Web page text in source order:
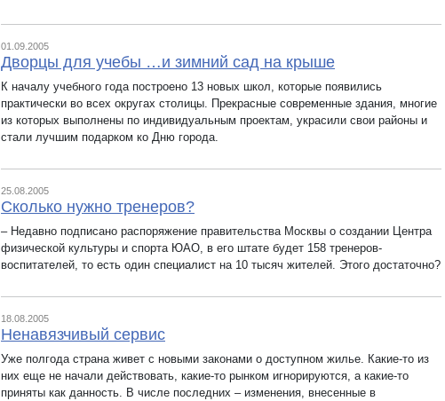
01.09.2005
Дворцы для учебы …и зимний сад на крыше
К началу учебного года построено 13 новых школ, которые появились
практически во всех округах столицы. Прекрасные современные здания, многие
из которых выполнены по индивидуальным проектам, украсили свои районы и
стали лучшим подарком ко Дню города.
25.08.2005
Сколько нужно тренеров?
– Недавно подписано распоряжение правительства Москвы о создании Центра
физической культуры и спорта ЮАО, в его штате будет 158 тренеров-
воспитателей, то есть один специалист на 10 тысяч жителей. Этого достаточно?
18.08.2005
Ненавязчивый сервис
Уже полгода страна живет с новыми законами о доступном жилье. Какие-то из
них еще не начали действовать, какие-то рынком игнорируются, а какие-то
приняты как данность. В числе последних – изменения, внесенные в